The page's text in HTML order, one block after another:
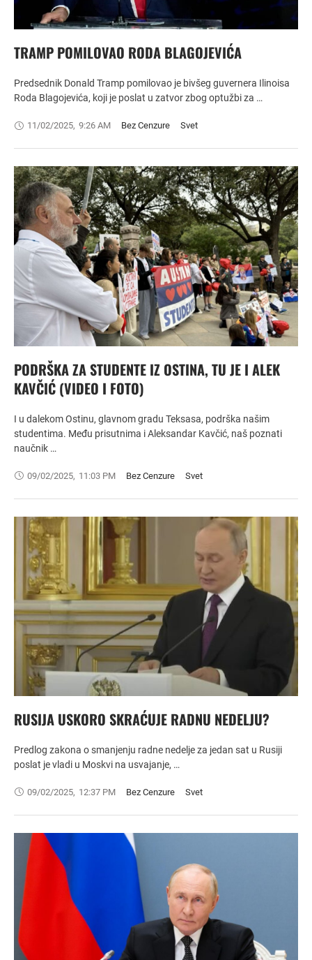
TRAMP POMILOVAO RODA BLAGOJEVIĆA
Predsednik Donald Tramp pomilovao je bivšeg guvernera Ilinoisa
Roda Blagojevića, koji je poslat u zatvor zbog optužbi za …
11/02/2025, 9:26 AM Bez Cenzure Svet
PODRŠKA ZA STUDENTE IZ OSTINA, TU JE I ALEK
KAVČIĆ (VIDEO I FOTO)
I u dalekom Ostinu, glavnom gradu Teksasa, podrška našim
studentima. Među prisutnima i Aleksandar Kavčić, naš poznati
naučnik …
09/02/2025, 11:03 PM Bez Cenzure Svet
RUSIJA USKORO SKRAĆUJE RADNU NEDELJU?
Predlog zakona o smanjenju radne nedelje za jedan sat u Rusiji
poslat je vladi u Moskvi na usvajanje, …
09/02/2025, 12:37 PM Bez Cenzure Svet